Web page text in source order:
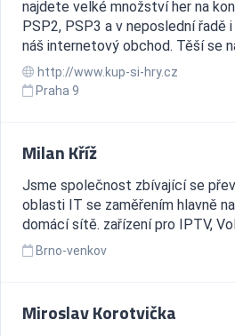
najdete velké množství her na
PSP2, PSP3 a v neposlední řadě
náš internetový obchod. Těší se
http://www.kup-si-hry.cz
Praha 9
Milan Kříž
Jsme společnost zbívající se
oblasti IT se zaměřením hlavně
domácí sítě. zařízení pro IPTV,
Brno-venkov
Miroslav Korotvička